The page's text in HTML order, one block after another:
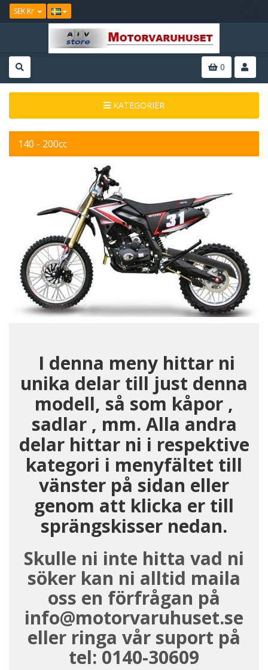
SEK Kr
0
KATEGORIER
140 - 200cc
I denna meny hittar ni
unika delar till just denna
modell, så som kåpor ,
sadlar , mm. Alla andra
delar hittar ni i respektive
kategori i menyfältet till
vänster på sidan eller
genom att klicka er till
sprängskisser nedan.
Skulle ni inte hitta vad ni
söker kan ni alltid maila
oss en förfrågan på
info@motorvaruhuset.se
eller ringa vår suport på
tel: 0140-30609